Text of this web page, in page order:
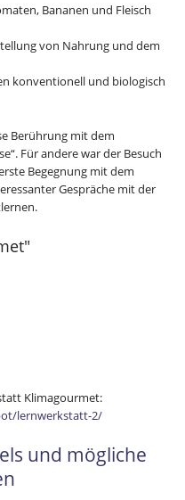
Bananen und Fleisch
von Nahrung und dem
konventionell und biologisch
Berührung mit dem
Für andere war der Besuch
Begegnung mit dem
Gespräche mit der
Klimagourmet:
lernwerkstatt-2/
und mögliche